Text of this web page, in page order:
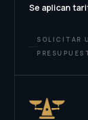
Se aplican
SOLICITAR